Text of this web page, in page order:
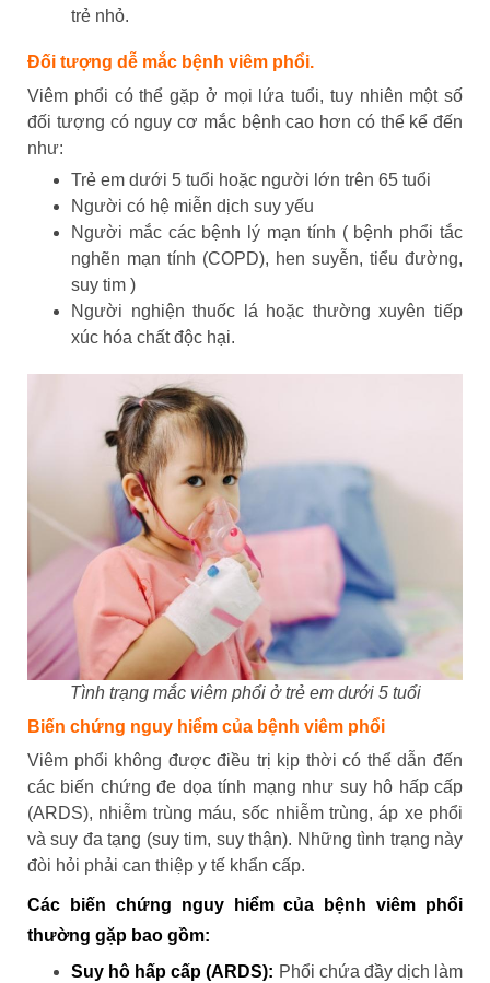
trẻ nhỏ.
Đối tượng dễ mắc bệnh viêm phổi.
Viêm phổi có thể gặp ở mọi lứa tuổi, tuy nhiên một số
đối tượng có nguy cơ mắc bệnh cao hơn có thể kể đến
như:
Trẻ em dưới 5 tuổi hoặc người lớn trên 65 tuổi
Người có hệ miễn dịch suy yếu
Người mắc các bệnh lý mạn tính ( bệnh phổi tắc
nghẽn mạn tính (COPD), hen suyễn, tiểu đường,
suy tim )
Người nghiện thuốc lá hoặc thường xuyên tiếp
xúc hóa chất độc hại.
Tình trạng mắc viêm phổi ở trẻ em dưới 5 tuổi
Biến chứng nguy hiểm của bệnh viêm phổi
Viêm phổi không được điều trị kịp thời có thể dẫn đến
các biến chứng đe dọa tính mạng như suy hô hấp cấp
(ARDS), nhiễm trùng máu, sốc nhiễm trùng, áp xe phổi
và suy đa tạng (suy tim, suy thận). Những tình trạng này
đòi hỏi phải can thiệp y tế khẩn cấp.
Các biến chứng nguy hiểm của bệnh viêm phổi
thường gặp bao gồm:
Suy hô hấp cấp (ARDS): Phổi chứa đầy dịch làm